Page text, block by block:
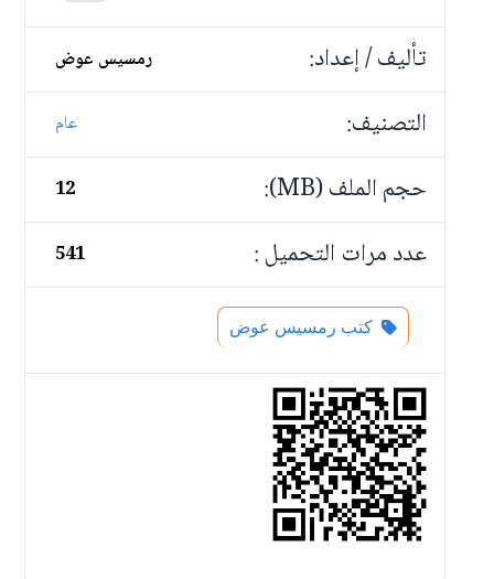
تأليف / إعداد:
رمسيس عوض
التصنيف: عام
حجم الملف (MB): 12
عدد مرات التحميل : 541
كتب رمسيس عوض